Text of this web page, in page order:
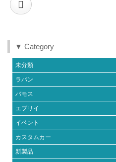
▼ Category
未分類
ラパン
バモス
エブリイ
イベント
カスタムカー
新製品